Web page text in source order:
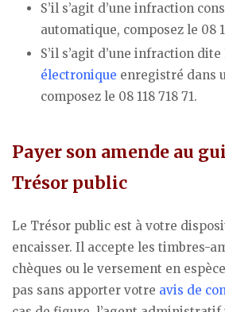
S’il s’agit d’une infraction
automatique, composez le 08
S’il s’agit d’une infraction dite
électronique enregistré dans
composez le 08 118 718 71.
Payer son amende au
Trésor public
Le Trésor public est à votre
encaisser. Il accepte les timbres-
chèques ou le versement en
pas sans apporter votre avis de